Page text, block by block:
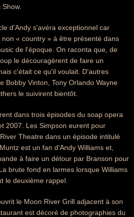
d'Andy s'avéra exceptionnel car
« country » à être présenté dans
de l'époque. On raconta que, de
le découragèrent de faire un
c'était ce qu'il voulait. D'autres
Bobby Vinton, Tony Orlando Wayne
le suivirent bientôt.
dans trois épisodes du soap opera
2007. Les Simpson eurent pour
Theatre dans un épisode intitulé
est un fan d'Andy Williams et,
à faire un détour par Branson pour
brute fond en larmes lorsque Williams
le deuxième rappel.
le Moon River Grill adjacent à son
est décoré de photographies du